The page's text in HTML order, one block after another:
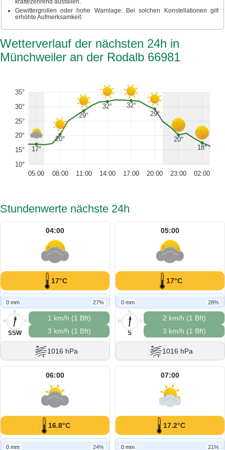
Gewittergrollen oder hohe Warnlage: Bei solchen Konstellationen gilt
erhöhte Aufmerksamkeit.
Wetterverlauf der nächsten 24h in
Münchweiler an der Rodalb 66981
10°
15°
20°
25°
30°
35°
17°
20°
29°
32° 32°
29°
20°
18°
05:00 08:00 11:00 14:00 17:00 20:00 23:00 02:00
Stundenwerte nächste 24h
04:00
17°C
0 mm 27%
N
O
S
W
SSW
1 km/h (1 Bft)
3 km/h (1 Bft)
1016 hPa
05:00
17°C
0 mm 28%
N
O
S
W
S
2 km/h (1 Bft)
3 km/h (1 Bft)
1016 hPa
06:00
16.8°C
0 mm 24%
07:00
17.2°C
0 mm 21%